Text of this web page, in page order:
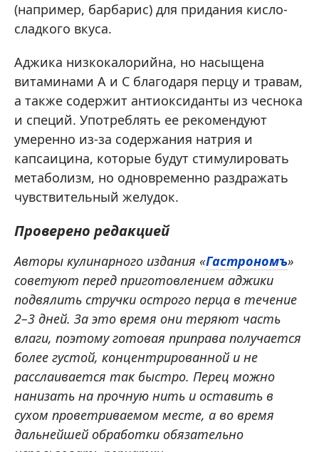
(например, барбарис) для придания кисло-
сладкого вкуса.
Аджика низкокалорийна, но насыщена
витаминами А и С благодаря перцу и травам,
а также содержит антиоксиданты из чеснока
и специй. Употреблять ее рекомендуют
умеренно из-за содержания натрия и
капсаицина, которые будут стимулировать
метаболизм, но одновременно раздражать
чувствительный желудок.
Проверено редакцией
Авторы кулинарного издания «Гастрономъ»
советуют перед приготовлением аджики
подвялить стручки острого перца в течение
2–3 дней. За это время они теряют часть
влаги, поэтому готовая приправа получается
более густой, концентрированной и не
расслаивается так быстро. Перец можно
нанизать на прочную нить и оставить в
сухом проветриваемом месте, а во время
дальнейшей обработки обязательно